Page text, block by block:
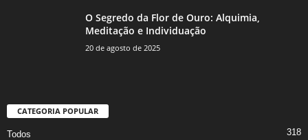
O Segredo da Flor de Ouro: Alquimia,
Meditação e Individuação
20 de agosto de 2025
CATEGORIA POPULAR
Todos 318